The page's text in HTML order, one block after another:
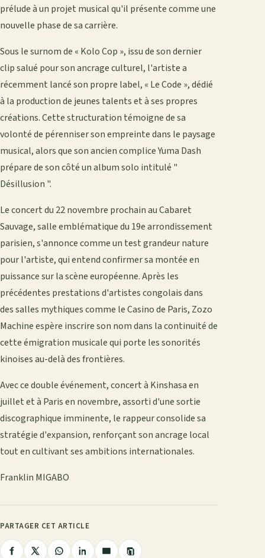
prélude à un projet musical qu'il présente comme une
nouvelle phase de sa carrière.
Sous le surnom de « Kolo Cop », issu de son dernier
clip salué pour son ancrage culturel, l'artiste a
récemment lancé son propre label, « Le Code », dédié
à la production de jeunes talents et à ses propres
créations. Cette structuration témoigne de sa
volonté de pérenniser son empreinte dans le paysage
musical, alors que son ancien complice Yuma Dash
prépare de son côté un album solo intitulé "
Désillusion ".
Le concert du 22 novembre prochain au Cabaret
Sauvage, salle emblématique du 19e arrondissement
parisien, s'annonce comme un test grandeur nature
pour l'artiste, qui entend confirmer sa montée en
puissance sur la scène européenne. Après les
précédentes prestations d'artistes congolais dans
des salles mythiques comme le Casino de Paris, Zozo
Machine espère inscrire son nom dans la continuité de
cette émigration musicale qui porte les sonorités
kinoises au-delà des frontières.
Avec ce double événement, concert à Kinshasa en
juillet et à Paris en novembre, assorti d'une sortie
discographique imminente, le rappeur consolide sa
stratégie d'expansion, renforçant son ancrage local
tout en cultivant ses ambitions internationales.
Franklin MIGABO
PARTAGER CET ARTICLE
Copier